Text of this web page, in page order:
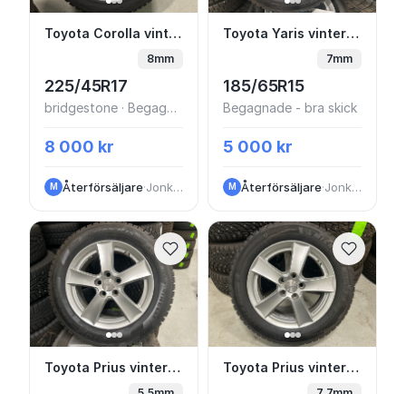
Toyota Corolla vinterhjul dubb 17"
Toyota Corolla vinterhjul dubb 17"
8mm
225/45R17
bridgestone · Begagnade - bra skick
8 000 kr
M Återförsäljare· Jonkoping
Toyota Yaris Toyota Yaris vinterhjul 15”
7mm
185/65R15
Begagnade - bra skick
5 000 kr
M Återförsäljare· Jonkoping
Toyota Prius vinterhjul dubb 15”
Toyota Prius vinterhjul dubb 15” Toyota Prius Toyota Prius vinterhjul friktion 15”